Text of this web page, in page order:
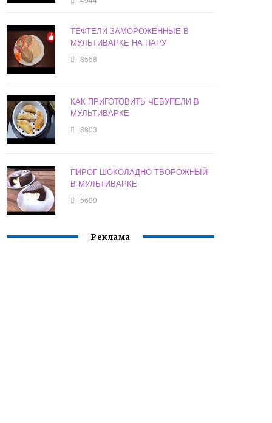
ТЕФТЕЛИ ЗАМОРОЖЕННЫЕ В
МУЛЬТИВАРКЕ НА ПАРУ
8558
КАК ПРИГОТОВИТЬ ЧЕБУПЕЛИ В
МУЛЬТИВАРКЕ
8803
ПИРОГ ШОКОЛАДНО ТВОРОЖНЫЙ
В МУЛЬТИВАРКЕ
5699
Реклама